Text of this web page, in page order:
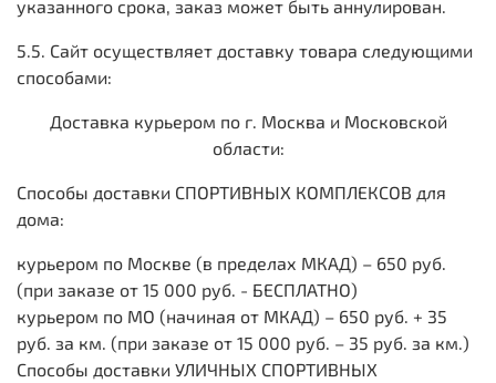
указанного срока, заказ может быть аннулирован.
5.5. Сайт осуществляет доставку товара следующими
способами:
Доставка курьером по г. Москва и Московской
области:
Способы доставки СПОРТИВНЫХ КОМПЛЕКСОВ для
дома:
курьером по Москве (в пределах МКАД) – 650 руб.
(при заказе от 15 000 руб. - БЕСПЛАТНО)
курьером по МО (начиная от МКАД) – 650 руб. + 35
руб. за км. (при заказе от 15 000 руб. – 35 руб. за км.)
Способы доставки УЛИЧНЫХ СПОРТИВНЫХ